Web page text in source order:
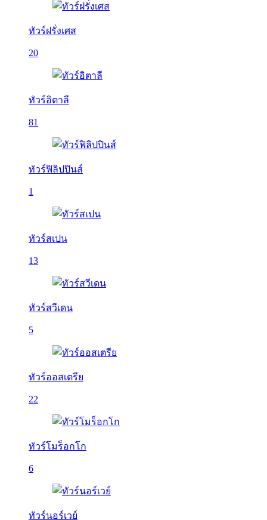
ทัวร์ฝรั่งเศส
20
ทัวร์อิตาลี
81
ทัวร์ฟิลิปปินส์
1
ทัวร์สเปน
13
ทัวร์สวีเดน
5
ทัวร์ออสเตรีย
22
ทัวร์โมร็อกโก
6
ทัวร์นอร์เวย์